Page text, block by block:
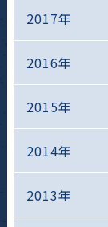
2017年
2016年
2015年
2014年
2013年